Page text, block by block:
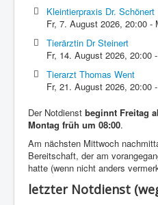
Kleintierpraxis Dr. Schönert
Fr, 7. August 2026,20:00 -
Tierärztin Dr Steinert
Fr, 14. August 2026,20:00 -
Tierarzt Thomas Went
Fr, 21. August 2026,20:00 -
Der Notdienst beginnt Freitag
Montag früh um 08:00.
Am nächsten Mittwoch
Bereitschaft, der am
hatte (wenn nicht anders
letzter Notdienst